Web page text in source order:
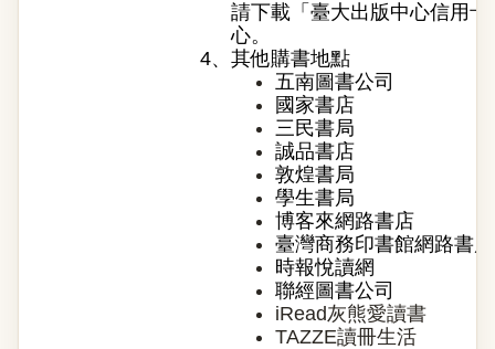
請下載「 臺大出版中心信用卡
心。
4、 其他購書地點
五南圖書公司
國家書店
三民書局
誠品書店
敦煌書局
學生書局
博客來網路書店
臺灣商務印書館網路書店
時報悅讀網
聯經圖書公司
iRead灰熊愛讀書
TAZZE讀冊生活